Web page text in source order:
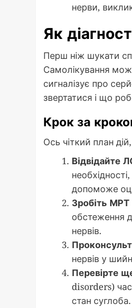
нерви,
Як
Перш ніж шукати
Самолікування
сигналізує про
звертатися і що
Крок за
Ось чіткий план
Відвідайте
допоможе
Зробіть
обстеження
нервів.
нервів у
Перевірте
disorders)
стан суглоба.